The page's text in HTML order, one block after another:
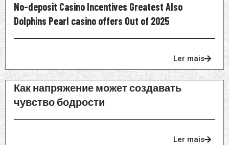
No-deposit Casino Incentives Greatest Also
Dolphins Pearl casino offers Out of 2025
Ler mais
Как напряжение может создавать
чувство бодрости
Ler mais